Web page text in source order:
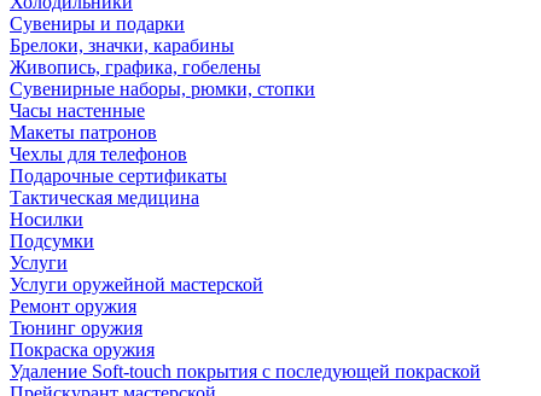
Сувениры и подарки
Брелоки, значки, карабины
Живопись, графика, гобелены
Сувенирные наборы, рюмки, стопки
Часы настенные
Макеты патронов
Чехлы для телефонов
Подарочные сертификаты
Тактическая медицина
Носилки
Подсумки
Услуги
Услуги оружейной мастерской
Ремонт оружия
Тюнинг оружия
Покраска оружия
Удаление Soft-touch покрытия с последующей покраской